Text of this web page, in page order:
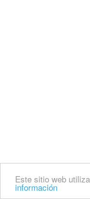
Este sitio web
información